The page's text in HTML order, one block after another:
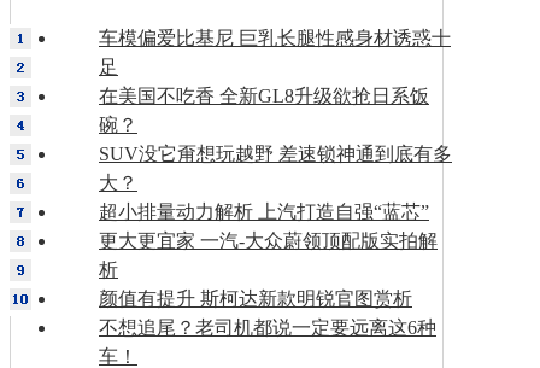
车模偏爱比基尼 巨乳长腿性感身材诱惑十
足
在美国不吃香 全新GL8升级欲抢日系饭
碗？
SUV没它甭想玩越野 差速锁神通到底有多
大？
超小排量动力解析 上汽打造自强“蓝芯”
更大更宜家 一汽-大众蔚领顶配版实拍解
析
颜值有提升 斯柯达新款明锐官图赏析
不想追尾？老司机都说一定要远离这6种
车！